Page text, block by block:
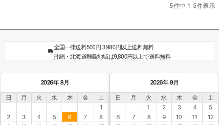
5件中 1-5件表示
全国一律送料500円 3,980円以上送料無料
沖縄・北海道離島地域は9,800円以上で送料無料
2026年 8月
日 月 火 水 木 金
土
1
2
3 4 5 6 7
8
2026年 9月
日 月 火 水 木 金
土
1
2 3 4
5
6
7 8 9 10 11
12